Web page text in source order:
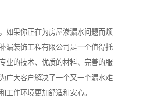
如果你正在为房屋渗漏水问题而烦
漏装饰工程有限公司是一个值得托
业的技术、优质的材料、完善的服
广大客户解决了一个又一个漏水难
工作环境更加舒适和安心。